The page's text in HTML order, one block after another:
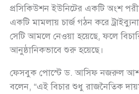
প্রসিকিউশন ইউনিটের একটি অংশ
একটি মামলায় চার্জ গঠন করে
সেটি আমলে নেওয়া হয়েছে, ফলে
আনুষ্ঠানিকভাবে শুরু হয়েছে।
ফেসবুক পোস্টে ড. আসিফ নজরুল
বলেন, “এই বিচার শুধু রাজনৈতিক